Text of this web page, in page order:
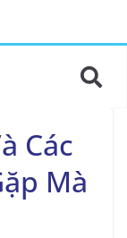
Các
Mà